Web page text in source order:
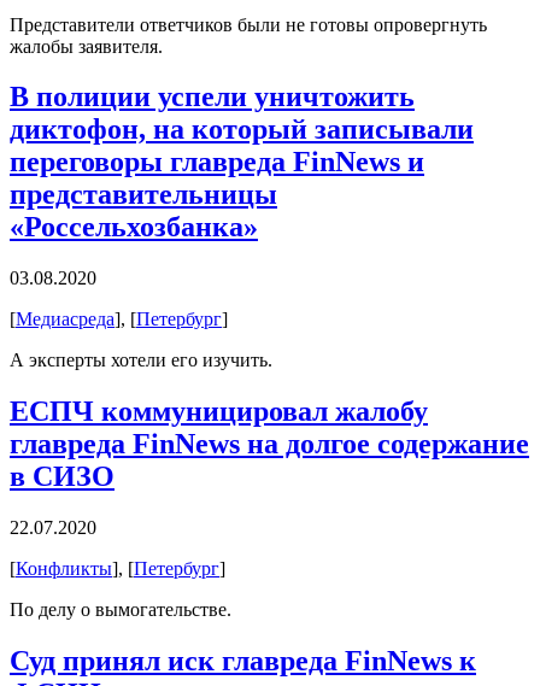
Представители ответчиков были не готовы опровергнуть
жалобы заявителя.
В полиции успели уничтожить
диктофон, на который записывали
переговоры главреда FinNews и
представительницы
«Россельхозбанка»
03.08.2020
[Медиасреда], [Петербург]
А эксперты хотели его изучить.
ЕСПЧ коммуницировал жалобу
главреда FinNews на долгое содержание
в СИЗО
22.07.2020
[Конфликты], [Петербург]
По делу о вымогательстве.
Суд принял иск главреда FinNews к